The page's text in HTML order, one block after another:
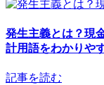
発生主義とは？現
計用語をわかりや
記事を読む